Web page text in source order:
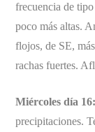
frecuencia de
poco más altas.
flojos, de SE,
rachas fuertes.
Miércoles día 16:
precipitaciones.